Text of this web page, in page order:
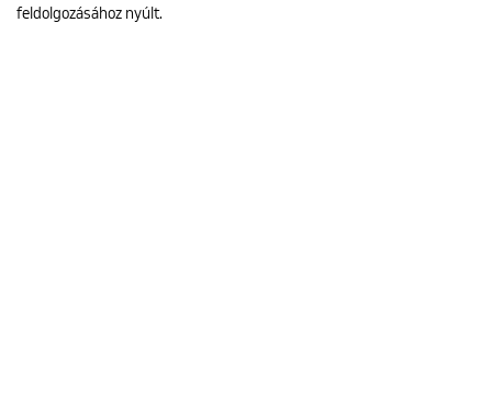
feldolgozásához nyúlt.